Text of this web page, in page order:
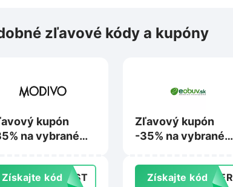
zľavové kódy a kupóny
kupón
na vybrané
Modivo.sk
Získajte kódLAST
Zľavový kupón
-35% na vybrané
na Eobuv.sk
Získajte kódMMER